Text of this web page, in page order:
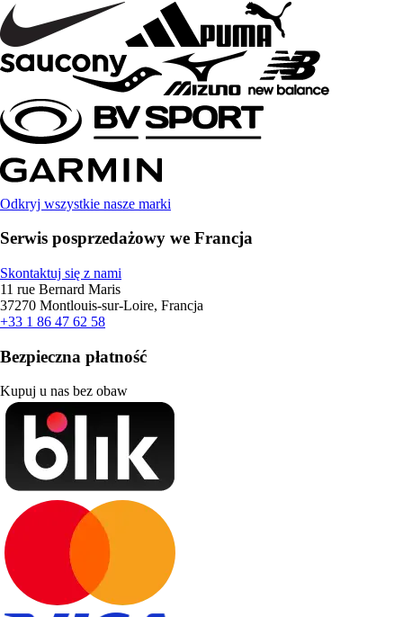
Odkryj wszystkie nasze marki
Serwis posprzedażowy we Francja
Skontaktuj się z nami
11 rue Bernard Maris
37270 Montlouis-sur-Loire, Francja
+33 1 86 47 62 58
Bezpieczna płatność
Kupuj u nas bez obaw